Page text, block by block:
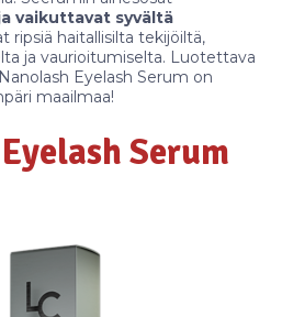
vaikuttavat syvältä
ripsiä haitallisilta tekijöiltä,
ja vaurioitumiselta. Luotettava
Eyelash Serum on
maailmaa!
Serum